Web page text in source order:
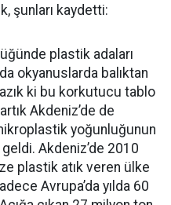
şunları kaydetti:
plastik adaları
okyanuslarda balıktan
ki bu korkutucu tablo
Akdeniz’de de
yoğunluğunun
Akdeniz’de 2010
plastik atık veren ülke
Avrupa’da yılda 60